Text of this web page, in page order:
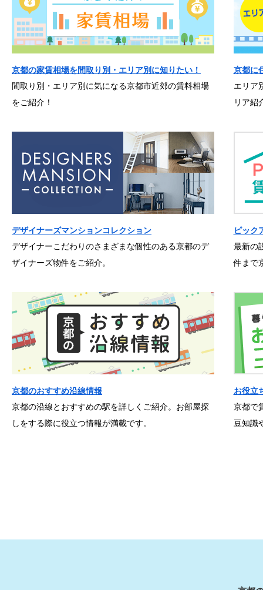
京都の家賃相場を間取り別・エリア別に知りたい！
間取り別・エリア別に気になる京都市近郊の賃料相場
をご紹介！
京都に
エリア
リア紹
デザイナーズマンションコレクション
デザイナーこだわりのさまざまな個性のある京都のデ
ザイナーズ物件をご紹介。
ピック
最新の
件まで
京都のおすすめ沿線情報
京都の沿線とおすすめの駅を詳しくご紹介。お部屋探
しをする際に役立つ情報が満載です。
お役立
京都で
豆知識